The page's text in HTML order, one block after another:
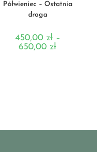
Półwieniec – Ostatnia
droga
450,00 zł –
650,00zł